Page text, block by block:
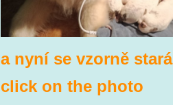
a nyní se vzorně
click on the photo